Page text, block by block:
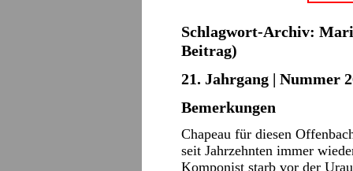
Schlagwort-Archiv:
Beitrag)
21. Jahrgang | Nummer
Bemerkungen
Chapeau für diesen
seit Jahrzehnten immer
Komponist starb vor der